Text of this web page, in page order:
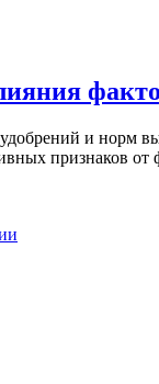
и норм
признаков от